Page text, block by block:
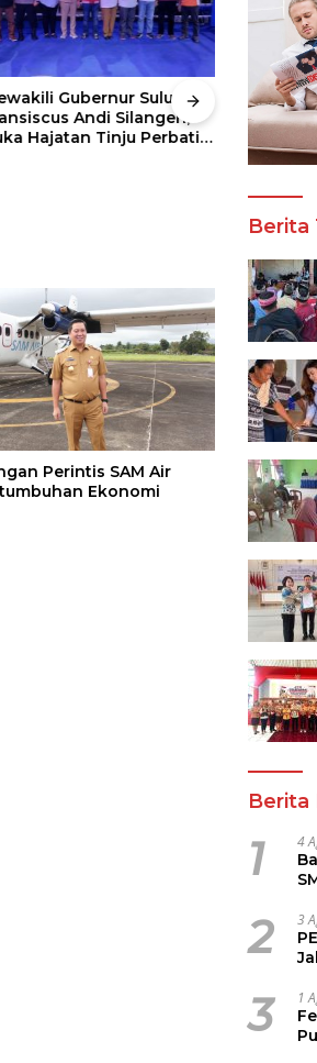
Gubernur Sulut, dr
Andi Silangen,
Hajatan Tinju Perbati
Juara
2026
Wali
Perintis SAM Air
Ekonomi
Berita
Berita
1 4
2 3
3 1